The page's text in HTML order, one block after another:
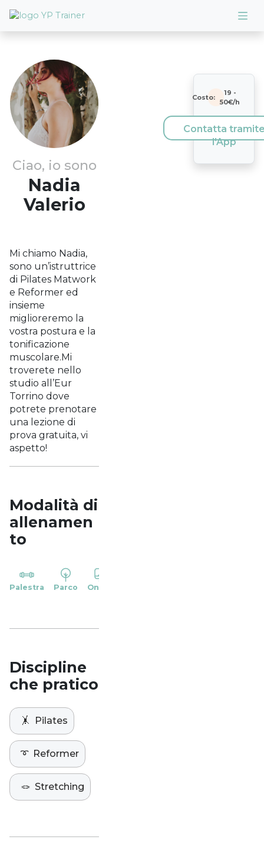
Ciao, io sono
Nadia
Valerio
Mi chiamo Nadia,
sono un’istruttrice
di Pilates Matwork
e Reformer ed
insieme
miglioreremo la
vostra postura e la
tonificazione
muscolare.Mi
troverete nello
studio all’Eur
Torrino dove
potrete prenotare
una lezione di
prova gratuita, vi
aspetto!
Modalità di
allenamen
to
Palestra Parco Online
Discipline
che pratico
🤸 Pilates
➰ Reformer
🪢 Stretching
Costo:
19 -
50€/h
Contatta
l'App